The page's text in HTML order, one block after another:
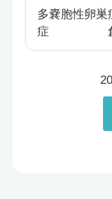
多嚢胞性卵巣
症 創業